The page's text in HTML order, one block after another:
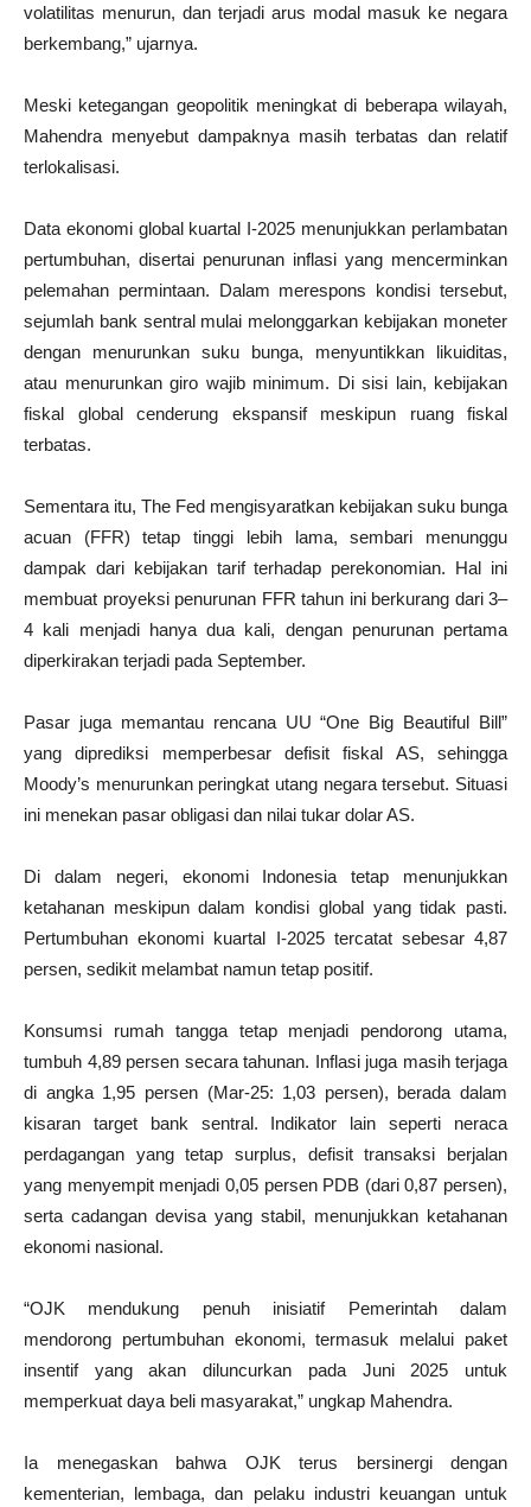
volatilitas menurun, dan terjadi arus modal masuk ke negara
berkembang,” ujarnya.
Meski ketegangan geopolitik meningkat di beberapa wilayah,
Mahendra menyebut dampaknya masih terbatas dan relatif
terlokalisasi.
Data ekonomi global kuartal I-2025 menunjukkan perlambatan
pertumbuhan, disertai penurunan inflasi yang mencerminkan
pelemahan permintaan. Dalam merespons kondisi tersebut,
sejumlah bank sentral mulai melonggarkan kebijakan moneter
dengan menurunkan suku bunga, menyuntikkan likuiditas,
atau menurunkan giro wajib minimum. Di sisi lain, kebijakan
fiskal global cenderung ekspansif meskipun ruang fiskal
terbatas.
Sementara itu, The Fed mengisyaratkan kebijakan suku bunga
acuan (FFR) tetap tinggi lebih lama, sembari menunggu
dampak dari kebijakan tarif terhadap perekonomian. Hal ini
membuat proyeksi penurunan FFR tahun ini berkurang dari 3–
4 kali menjadi hanya dua kali, dengan penurunan pertama
diperkirakan terjadi pada September.
Pasar juga memantau rencana UU “One Big Beautiful Bill”
yang diprediksi memperbesar defisit fiskal AS, sehingga
Moody’s menurunkan peringkat utang negara tersebut. Situasi
ini menekan pasar obligasi dan nilai tukar dolar AS.
Di dalam negeri, ekonomi Indonesia tetap menunjukkan
ketahanan meskipun dalam kondisi global yang tidak pasti.
Pertumbuhan ekonomi kuartal I-2025 tercatat sebesar 4,87
persen, sedikit melambat namun tetap positif.
Konsumsi rumah tangga tetap menjadi pendorong utama,
tumbuh 4,89 persen secara tahunan. Inflasi juga masih terjaga
di angka 1,95 persen (Mar-25: 1,03 persen), berada dalam
kisaran target bank sentral. Indikator lain seperti neraca
perdagangan yang tetap surplus, defisit transaksi berjalan
yang menyempit menjadi 0,05 persen PDB (dari 0,87 persen),
serta cadangan devisa yang stabil, menunjukkan ketahanan
ekonomi nasional.
“OJK mendukung penuh inisiatif Pemerintah dalam
mendorong pertumbuhan ekonomi, termasuk melalui paket
insentif yang akan diluncurkan pada Juni 2025 untuk
memperkuat daya beli masyarakat,” ungkap Mahendra.
Ia menegaskan bahwa OJK terus bersinergi dengan
kementerian, lembaga, dan pelaku industri keuangan untuk